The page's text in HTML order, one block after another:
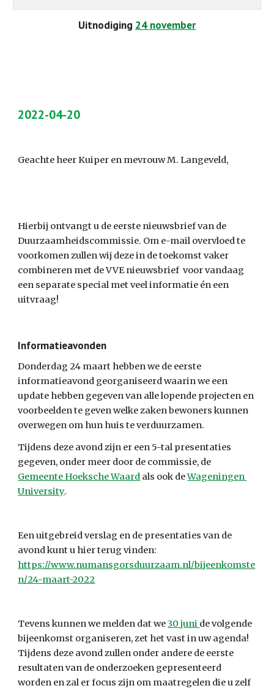
Uitnodiging 24 november
2022-04-20
Geachte heer Kuiper en mevrouw M. Langeveld,
Hierbij ontvangt u de eerste nieuwsbrief van de
Duurzaamheidscommissie. Om e-mail overvloed te
voorkomen zullen wij deze in de toekomst vaker
combineren met de VVE nieuwsbrief  voor vandaag
een separate special met veel informatie én een
uitvraag!
Informatieavonden
Donderdag 24 maart hebben we de eerste
informatieavond georganiseerd waarin we een
update hebben gegeven van alle lopende projecten en
voorbeelden te geven welke zaken bewoners kunnen
overwegen om hun huis te verduurzamen.
Tijdens deze avond zijn er een 5-tal presentaties
Gemeente Hoeksche Waard als ook de Wageningen
University.
Een uitgebreid verslag en de presentaties van de
https://www.numansgorsduurzaam.nl/bijeenkomste
n/24-maart-2022
Tevens kunnen we melden dat we 30 juni de volgende
bijeenkomst organiseren, zet het vast in uw agenda!
Tijdens deze avond zullen onder andere de eerste
resultaten van de onderzoeken gepresenteerd
worden en zal er focus zijn om maatregelen die u zelf